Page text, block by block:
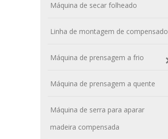
Máquina de secar folheado
Linha de montagem de compensado
Máquina de prensagem a frio
Máquina de prensagem a quente
Máquina de serra para aparar
madeira compensada